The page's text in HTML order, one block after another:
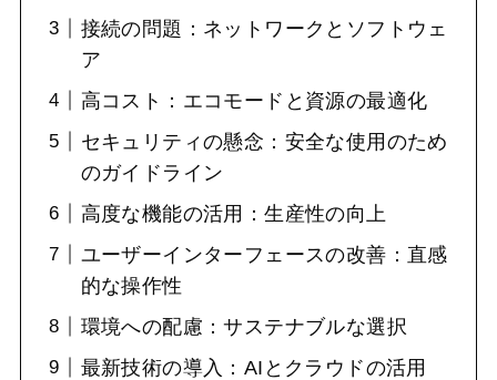
接続の問題：ネットワークとソフトウェ
ア
高コスト：エコモードと資源の最適化
セキュリティの懸念：安全な使用のため
のガイドライン
高度な機能の活用：生産性の向上
ユーザーインターフェースの改善：直感
的な操作性
環境への配慮：サステナブルな選択
最新技術の導入：AIとクラウドの活用